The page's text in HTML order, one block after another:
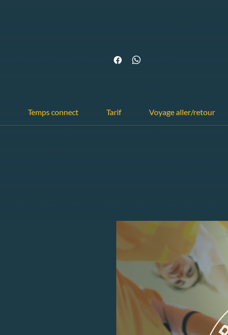
Temps connect Tarif Voyage aller/retour